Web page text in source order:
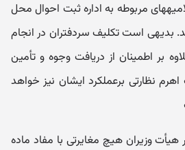
ازدواج و طلاق همراه با اعلامیه‎های مربوطه به اداره ثبت احوال محل
بدیهی است تکلیف سردفتران در انجام
بر اطمینان از دریافت وجوه و تأمین
نظارتی برعملکرد ایشان نیز خواهد
وزیران هیچ مغایرتی با مفاد ماده